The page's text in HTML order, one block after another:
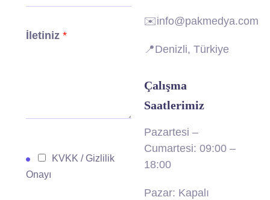
İletiniz*
O
n
KVKK / Gizlilik
Onayı
✉️info@pakmedya.com
📍Denizli, Türkiye
Çalışma
Saatlerimiz
Pazartesi –
Cumartesi: 09:00 –
18:00
Pazar: Kapalı